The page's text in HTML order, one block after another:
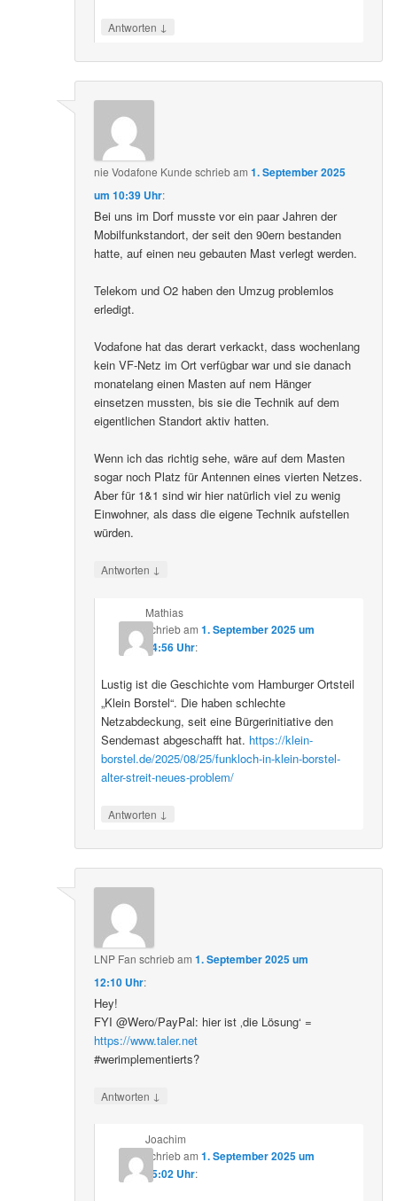
Antworten ↓
nie Vodafone Kunde schriebam1. September 2025
um 10:39 Uhr:
Bei uns im Dorf musste vor ein paar Jahren der
Mobilfunkstandort, der seit den 90ern bestanden
hatte, auf einen neu gebauten Mast verlegt werden.
Telekom und O2 haben den Umzug problemlos
erledigt.
Vodafone hat das derart verkackt, dass wochenlang
kein VF-Netz im Ort verfügbar war und sie danach
monatelang einen Masten auf nem Hänger
einsetzen mussten, bis sie die Technik auf dem
eigentlichen Standort aktiv hatten.
Wenn ich das richtig sehe, wäre auf dem Masten
sogar noch Platz für Antennen eines vierten Netzes.
Aber für 1&1 sind wir hier natürlich viel zu wenig
Einwohner, als dass die eigene Technik aufstellen
würden.
Antworten ↓
Mathias
schriebam 1. September 2025 um
14:56 Uhr:
Lustig ist die Geschichte vom Hamburger Ortsteil
„Klein Borstel“. Die haben schlechte
Netzabdeckung, seit eine Bürgerinitiative den
Sendemast abgeschafft hat. https://klein-
borstel.de/2025/08/25/funkloch-in-klein-borstel-
alter-streit-neues-problem/
Antworten ↓
LNP Fan schriebam1. September 2025 um
12:10 Uhr:
Hey!
FYI @Wero/PayPal: hier ist ‚die Lösung‘ =
https://www.taler.net
#werimplementierts?
Antworten ↓
Joachim
schriebam 1. September 2025 um
15:02 Uhr: